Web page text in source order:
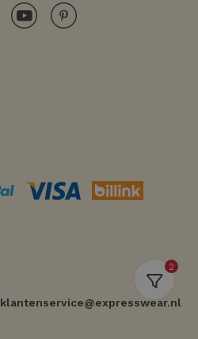
2
klantenservice@expresswear.nl